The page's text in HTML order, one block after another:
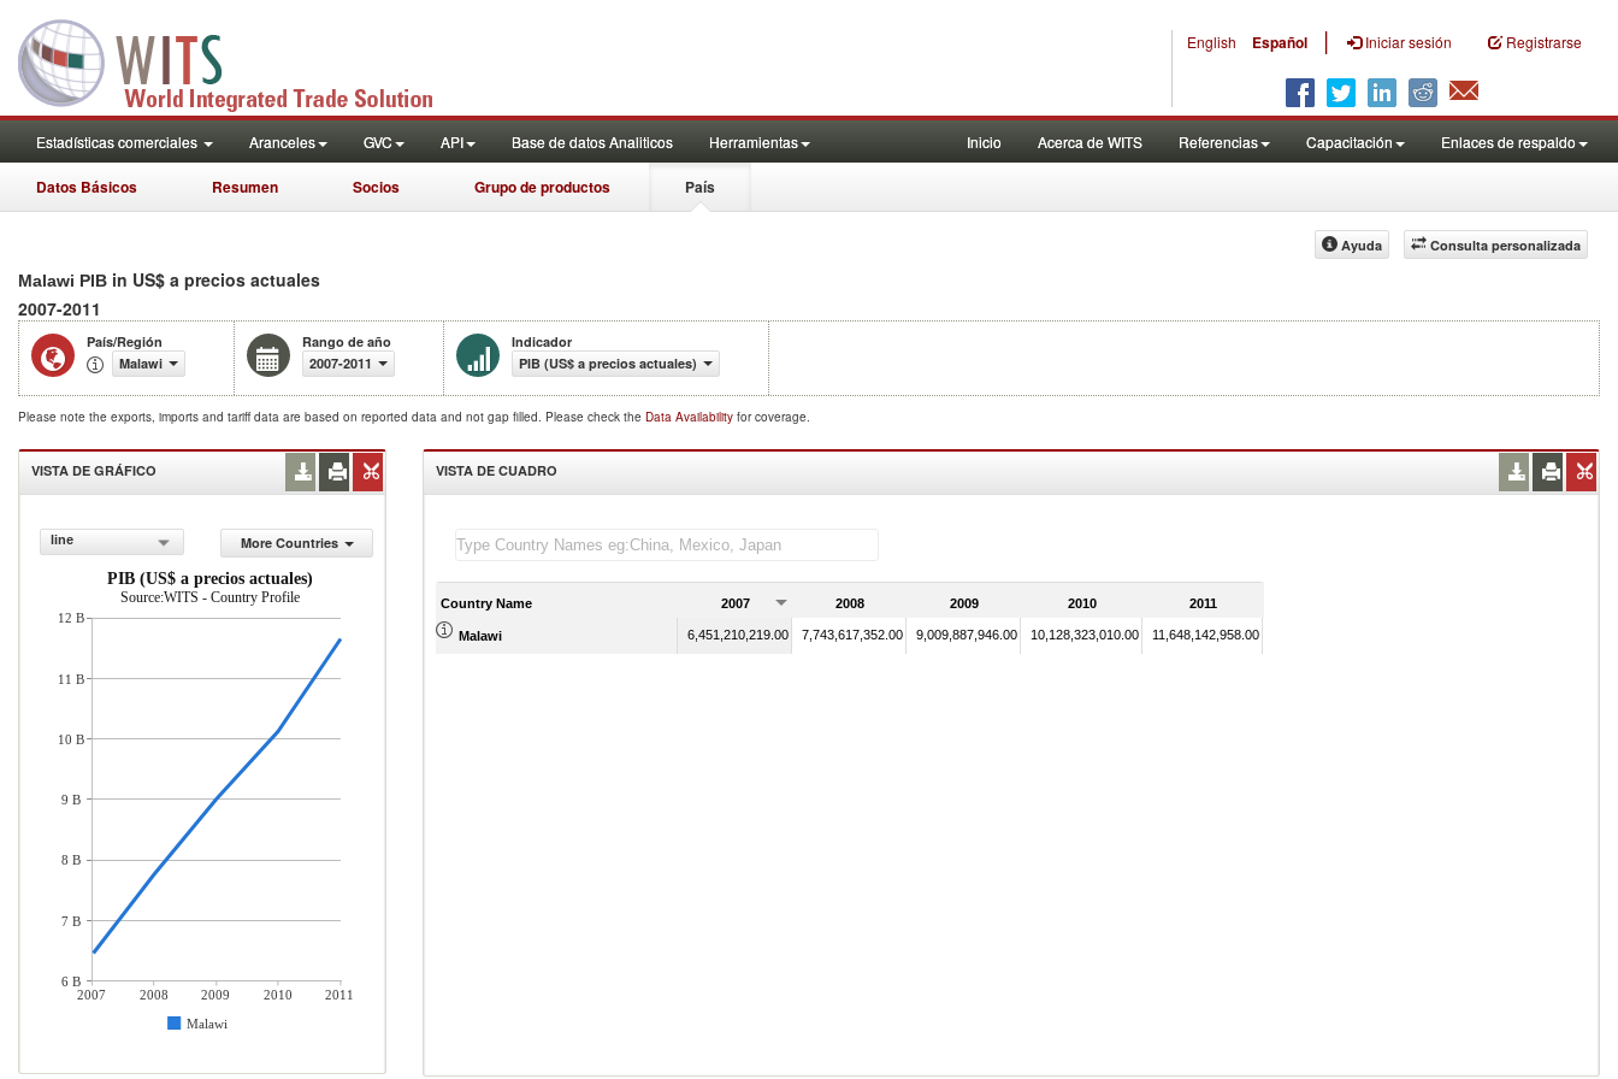
English Español | Iniciar sesión Registrarse
Estadísticas comerciales Aranceles GVC API Base de datos Analiticos Herramientas Inicio Acerca de WITS Referencias Capacitación Enlaces de respaldo
Datos Básicos Resumen Socios Grupo de productos País
Consulta personalizada
Ayuda
Malawi PIB in US$ a precios actuales
2007-2011
País/Región
Malawi
Rango de año
2007-2011
Indicador
PIB (US$ a precios actuales)
Please note the exports, imports and tariff data are based on reported data and not gap filled. Please check the Data Availability for coverage.
VISTA DE GRÁFICO
line
More Countries
PIB (US$ a precios actuales)
Source:WITS - Country Profile
2007 2008 2009 2010
2011
Malawi
12 B
11 B
10 B
9 B
8 B
7 B
6 B
VISTA DE CUADRO
Country Name 2007 2008 2009 2010 2011
Malawi 6,451,210,219.00 7,743,617,352.00 9,009,887,946.00 10,128,323,010.00 11,648,142,958.00